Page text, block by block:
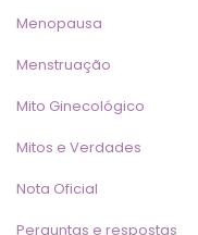
Menopausa
Menstruação
Mito Ginecológico
Mitos e Verdade
Nota Oficial
Perguntas e resposta